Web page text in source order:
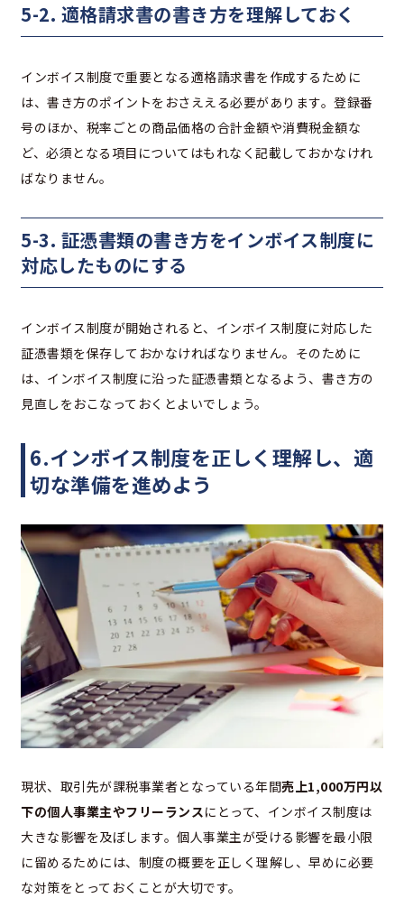
5-2. 適格請求書の書き方を理解しておく
インボイス制度で重要となる適格請求書を作成するために
は、書き方のポイントをおさええる必要があります。登録番
号のほか、税率ごとの商品価格の合計金額や消費税金額な
ど、必須となる項目についてはもれなく記載しておかなけれ
ばなりません。
5-3. 証憑書類の書き方をインボイス制度に
対応したものにする
インボイス制度が開始されると、インボイス制度に対応した
証憑書類を保存しておかなければなりません。そのために
は、インボイス制度に沿った証憑書類となるよう、書き方の
見直しをおこなっておくとよいでしょう。
6.インボイス制度を正しく理解し、適
切な準備を進めよう
現状、取引先が課税事業者となっている年間売上1,000万円以
下の個人事業主やフリーランスにとって、インボイス制度は
大きな影響を及ぼします。個人事業主が受ける影響を最小限
に留めるためには、制度の概要を正しく理解し、早めに必要
な対策をとっておくことが大切です。